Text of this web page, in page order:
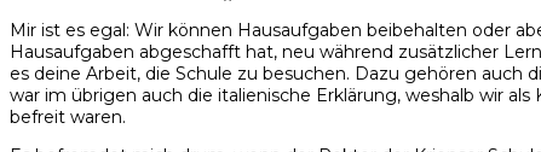
Mir ist es egal: Wir können Hausaufgaben beibehalten oder
Hausaufgaben abgeschafft hat, neu während zusätzlicher
es deine Arbeit, die Schule zu besuchen. Dazu gehören auch
war im übrigen auch die italienische Erklärung, weshalb wir
befreit waren.